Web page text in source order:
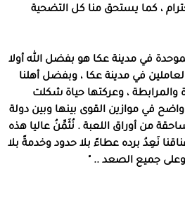
، كما يستحق منا كل التضحية
في مدينة عكا هو بفضل الله أولا
في مدينة عكا ، وبفضل أهلنا
، وعركتها حياة شكلت
في موازين القوى بينها وبين دولة
من أوراق اللعبة . نُثَمِّنُ عاليا هذه
نَعِدُ برده عطاءً بلا حدود وخدمةً بلا
جميع الصعد .. "